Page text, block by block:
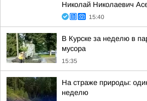
Николай Николаевич
15:40
В Курске за неделю в
мусора
15:35
На страже природы:
неделю